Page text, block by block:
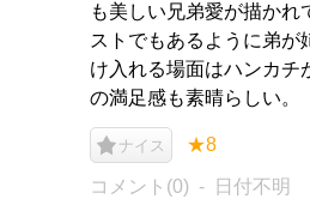
も美しい兄弟愛が描かれ
ストでもあるように弟が
け入れる場面はハンカチ
の満足感も素晴らしい。
ナイス ★8
コメント(0) 日付不明